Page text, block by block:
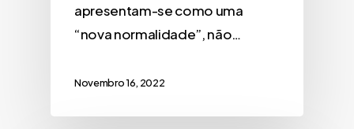
apresentam-se como uma
“nova normalidade”, não…
Novembro 16, 2022